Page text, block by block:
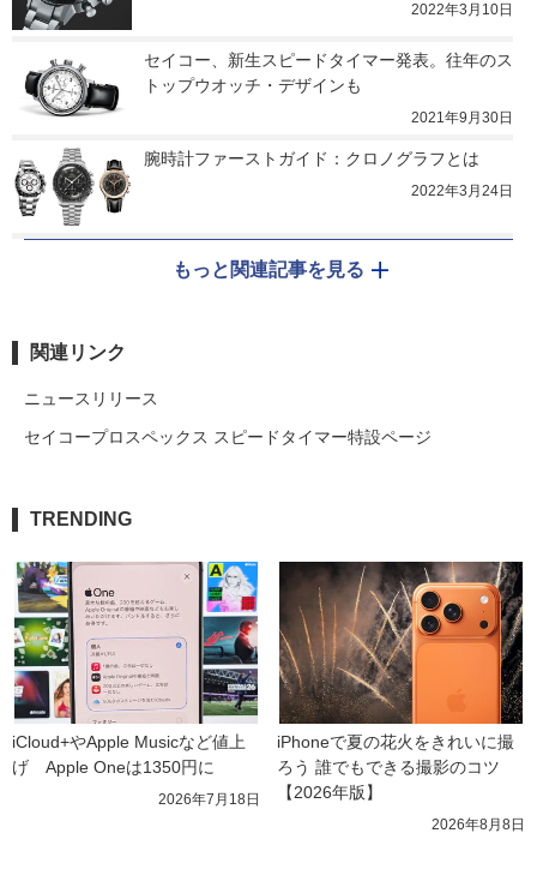
2022年3月10日
セイコー、新生スピードタイマー発表。往年のス
トップウオッチ・デザインも
2021年9月30日
腕時計ファーストガイド：クロノグラフとは
2022年3月24日
もっと関連記事を見る
関連リンク
ニュースリリース
セイコープロスペックス スピードタイマー特設ページ
TRENDING
iCloud+やApple Musicなど値上
げ　Apple Oneは1350円に
2026年7月18日
iPhoneで夏の花火をきれいに撮
ろう 誰でもできる撮影のコツ
【2026年版】
2026年8月8日